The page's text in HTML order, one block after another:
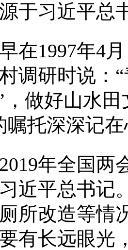
于习近平总
1997年4月
调研时说：
，做好山水
嘱托深深记
年全国两会
近平总书记
所改造等情
有长远眼光